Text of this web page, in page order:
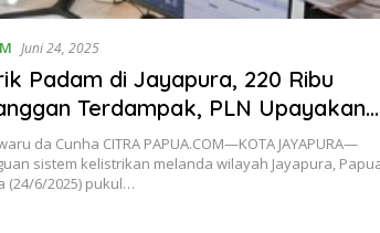
Juni 24, 2025
Padam di Jayapura, 220 Ribu
Terdampak, PLN Upayakan
Menyeluruh
da Cunha CITRA PAPUA.COM—KOTA JAYAPURA—
sistem kelistrikan melanda wilayah Jayapura,
(24/6/2025) pukul…